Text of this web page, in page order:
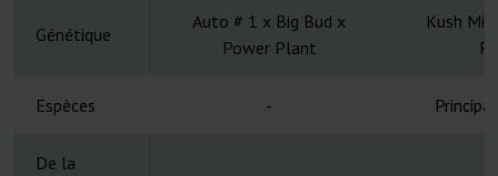
Génétique
Auto # 1 x Big Bud x
Power Plant
Kush
Espèces -
De la